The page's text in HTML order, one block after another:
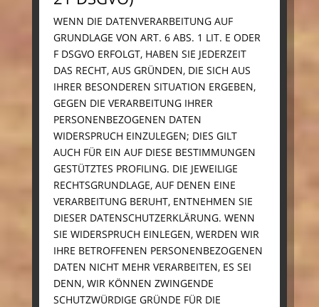
WENN DIE DATENVERARBEITUNG AUF
GRUNDLAGE VON ART. 6 ABS. 1 LIT. E ODER
F DSGVO ERFOLGT, HABEN SIE JEDERZEIT
DAS RECHT, AUS GRÜNDEN, DIE SICH AUS
IHRER BESONDEREN SITUATION ERGEBEN,
GEGEN DIE VERARBEITUNG IHRER
PERSONENBEZOGENEN DATEN
WIDERSPRUCH EINZULEGEN; DIES GILT
AUCH FÜR EIN AUF DIESE BESTIMMUNGEN
GESTÜTZTES PROFILING. DIE JEWEILIGE
RECHTSGRUNDLAGE, AUF DENEN EINE
VERARBEITUNG BERUHT, ENTNEHMEN SIE
DIESER DATENSCHUTZERKLÄRUNG. WENN
SIE WIDERSPRUCH EINLEGEN, WERDEN WIR
IHRE BETROFFENEN PERSONENBEZOGENEN
DATEN NICHT MEHR VERARBEITEN, ES SEI
DENN, WIR KÖNNEN ZWINGENDE
SCHUTZWÜRDIGE GRÜNDE FÜR DIE